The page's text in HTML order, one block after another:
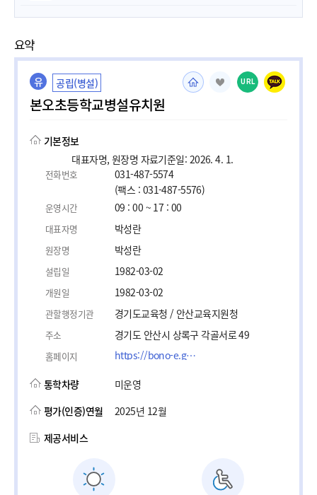
요약
유 공립(병설)
본오초등학교병설유치원
URL
기본정보
대표자명, 원장명 자료기준일: 2026. 4. 1.
전화번호
031-487-5574
(팩스 : 031-487-5576)
운영시간 09 : 00 ~ 17 : 00
대표자명 박성란
원장명 박성란
설립일 1982-03-02
개원일 1982-03-02
관할행정기관 경기도교육청 / 안산교육지원청
주소 경기도 안산시 상록구 각골서로 49
홈페이지 https://bono-e.goeas.kr/bono-e/main.do
통학차량
미운영
평가(인증)연월
2025년 12월
제공서비스